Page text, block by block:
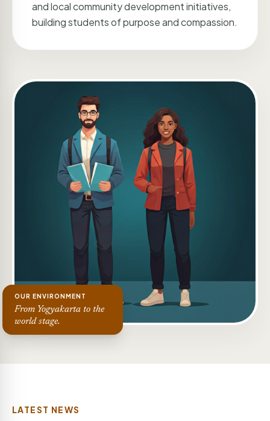
and local community development initiatives,
building students of purpose and compassion.
OUR ENVIRONMENT
From Yogyakarta to the
world stage.
LATEST NEWS